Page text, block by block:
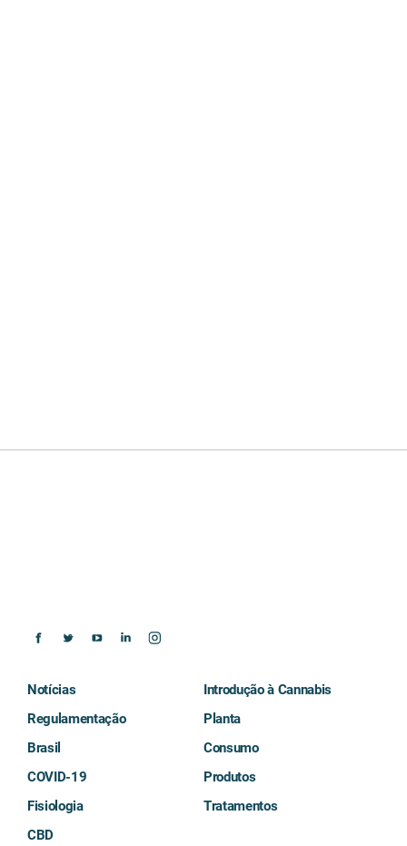
Notícias
Regulamentação
Brasil
COVID-19
Introdução à Cannabis
Planta
Consumo
Produtos
Fisiologia
Tratamentos
CBD